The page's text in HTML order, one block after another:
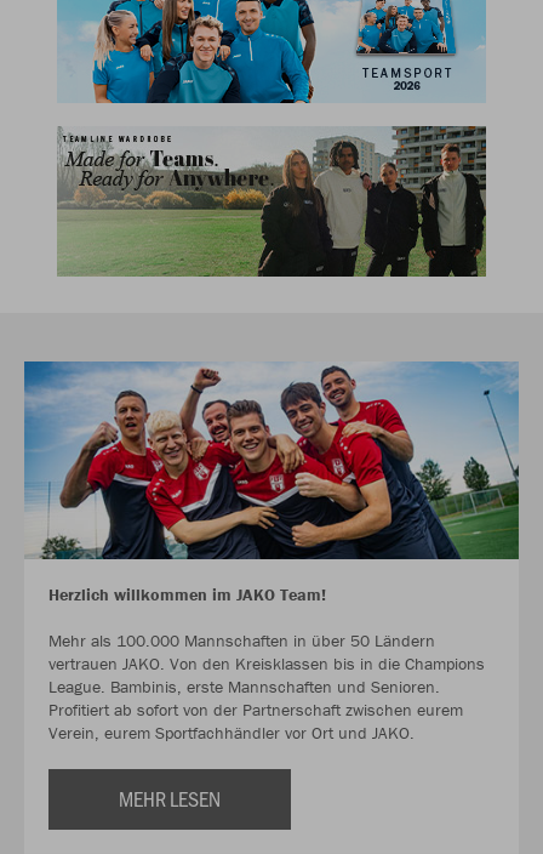
Herzlich willkommen im JAKO Team!
Mehr als 100.000 Mannschaften in über 50 Ländern
vertrauen JAKO. Von den Kreisklassen bis in die Champions
League. Bambinis, erste Mannschaften und Senioren.
Profitiert ab sofort von der Partnerschaft zwischen eurem
Verein, eurem Sportfachhändler vor Ort und JAKO.
MEHR LESEN